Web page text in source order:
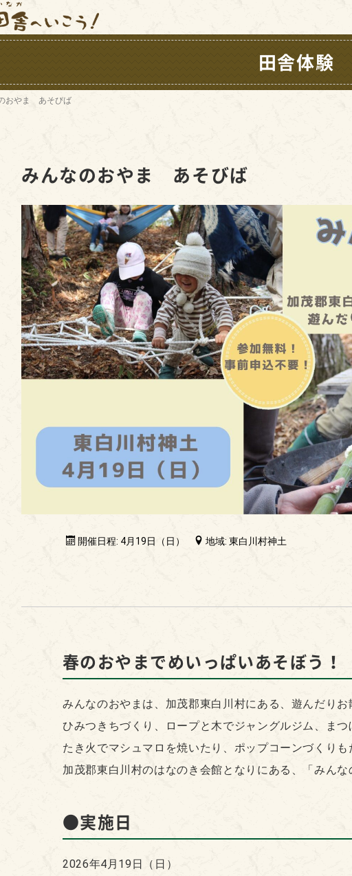
田舎体験
おやま あそびば
みんなのおやま あそびば
開催日程: 4月19日（日） 地域: 東白川村神土
春のおやまでめいっぱいあそぼう！
みんなのおやまは、加茂郡東白川村にある、遊んだりお
ひみつきちづくり、ロープと木でジャングルジム、ま
たき火でマシュマロを焼いたり、ポップコーンづくりも
加茂郡東白川村のはなのき会館となりにある、「みんな
●実施日
2026年4月19日（日）